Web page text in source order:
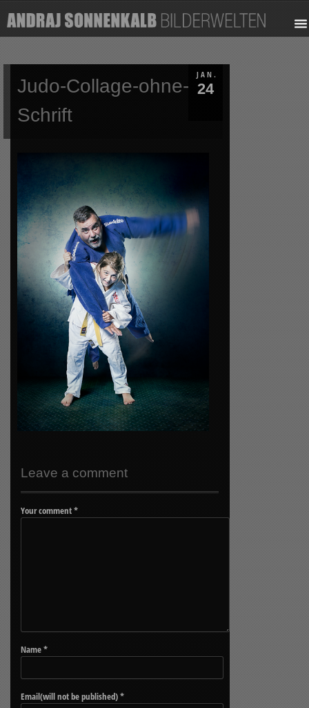
JAN.
24
Judo-Collage-ohne-
Schrift
Leave a comment
Your comment*
Name*
Email(will not be published)*